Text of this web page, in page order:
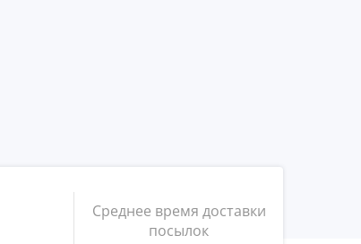
Среднее время доставки
посылок